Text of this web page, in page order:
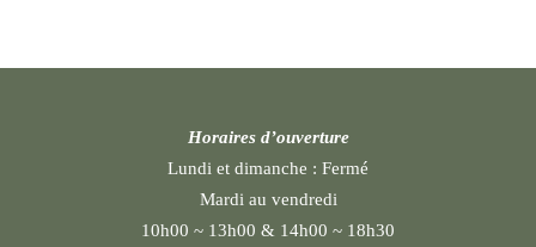
Horaires d’ouverture
Lundi et dimanche : Fermé
Mardi au vendredi
10h00 ~ 13h00 & 14h00 ~ 18h30